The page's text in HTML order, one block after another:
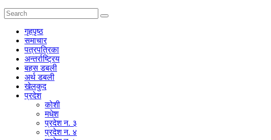
गृहपृष्‍ठ
समाचार
पत्रपत्रिका
अन्तर्राष्ट्रिय
बहस डबली
अर्थ डबली
खेलकुद
प्रदेश
कोशी
मधेश
प्रदेश न. ३
प्रदेश न. ४